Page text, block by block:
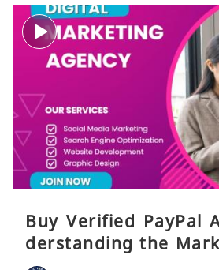
Buy Verified PayPal
derstanding the
d Safer Alternatives